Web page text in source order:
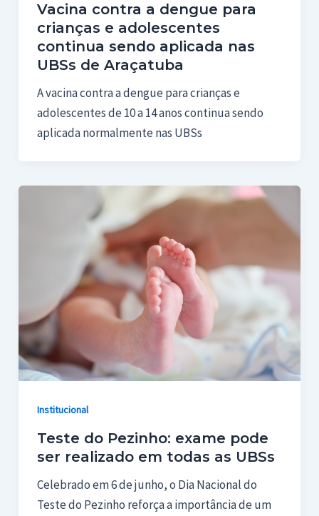
Vacina contra a dengue para
crianças e adolescentes
continua sendo aplicada nas
UBSs de Araçatuba
A vacina contra a dengue para crianças e
adolescentes de 10 a 14 anos continua sendo
aplicada normalmente nas UBSs
Institucional
Teste do Pezinho: exame pode
ser realizado em todas as UBSs
Celebrado em 6 de junho, o Dia Nacional do
Teste do Pezinho reforça a importância de um